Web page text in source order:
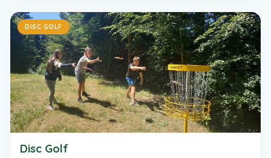
DISC GOLF
Disc Golf